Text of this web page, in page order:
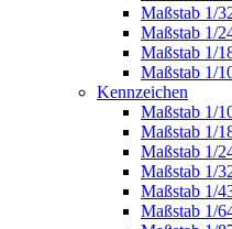
Maßstab 1/
Maßstab 1/
Maßstab 1/
Maßstab 1/
Kennzeichen
Maßstab 1/
Maßstab 1/
Maßstab 1/
Maßstab 1/
Maßstab 1/
Maßstab 1/